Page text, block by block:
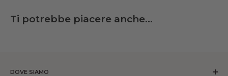
Ti potrebbe piacere anche...
DOVE SIAMO